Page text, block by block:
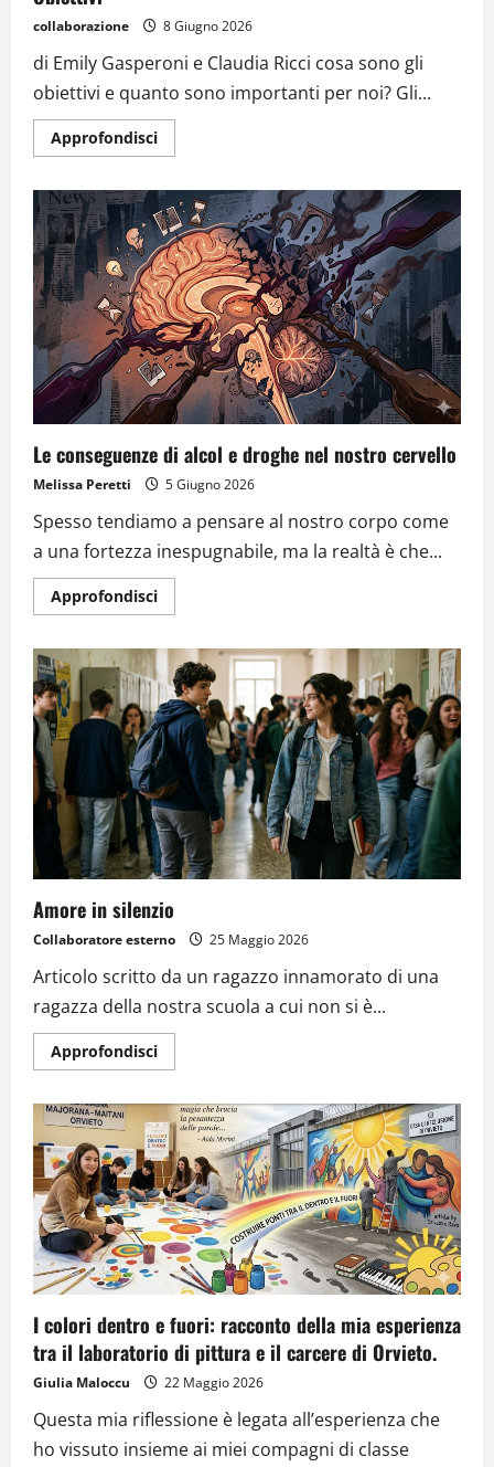
collaborazione 8 Giugno 2026
di Emily Gasperoni e Claudia Ricci cosa sono gli
obiettivi e quanto sono importanti per noi? Gli...
Approfondisci
Le conseguenze di alcol e droghe nel nostro cervello
Melissa Peretti 5 Giugno 2026
Spesso tendiamo a pensare al nostro corpo come
a una fortezza inespugnabile, ma la realtà è che...
Approfondisci
Amore in silenzio
Collaboratore esterno 25 Maggio 2026
Articolo scritto da un ragazzo innamorato di una
ragazza della nostra scuola a cui non si è...
Approfondisci
I colori dentro e fuori: racconto della mia esperienza
tra il laboratorio di pittura e il carcere di Orvieto.
Giulia Maloccu 22 Maggio 2026
Questa mia riflessione è legata all’esperienza che
ho vissuto insieme ai miei compagni di classe